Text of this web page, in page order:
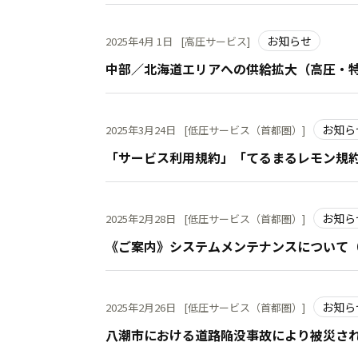
中部／北海道エリアへの供給拡大（高圧・
2025年4月 1日 [高圧サービス] お知らせ
「サービス利用規約」「てるまるレモン
2025年3月24日 [低圧サービス（首都圏）] お知
《ご案内》システムメンテナンスについて
2025年2月28日 [低圧サービス（首都圏）] お知
八潮市における道路陥没事故により被災さ
2025年2月26日 [低圧サービス（首都圏）] お知